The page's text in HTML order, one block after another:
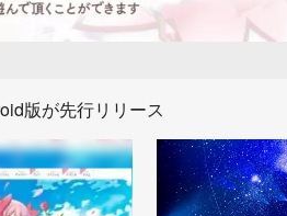
版が先行リリース